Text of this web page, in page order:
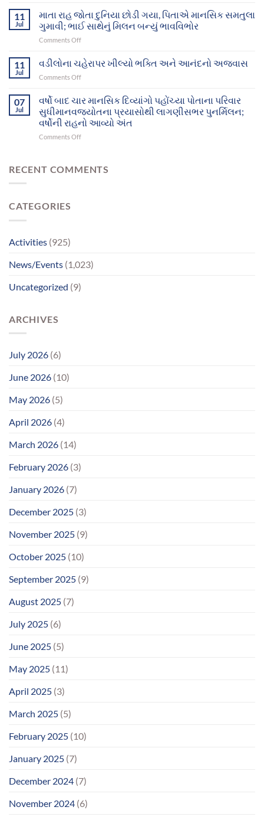
માનસિક
દિવ્યાંગો
સુધી
આશ્રમનાં
12
મનોરોગીઓભુજથી
પોતાના
પરિવાર
સુધી
11
Jul
માતા રાહ જોતા દુનિયા છોડી ગયા, પિતાએ માનસિક સમતુલા
ગુમાવી; ભાઈ સાથેનું મિલન બન્યું ભાવવિભોર
Comments Offon
રાહ
જોતા
દુનિયા
ગયા,
પિતાએ
માનસિક
મિલન
11
Jul
વડીલોના ચહેરાપર ખીલ્યો ભક્તિ અને આનંદનો અજવાસ
Comments Offon
ચહેરાપર
ખીલ્યો
ભક્તિ
અને
આનંદનો
07
Jul
વર્ષો બાદ ચાર માનસિક દિવ્યાંગો પહોંચ્યા પોતાના પરિવાર
સુધીમાનવજ્યોતના પ્રયાસોથી લાગણીસભર પુનર્મિલન;
વર્ષોની રાહનો આવ્યો અંત
Comments Offon
ચાર
વર્ષોની
RECENT COMMENTS
CATEGORIES
Activities (925)
News/Events (1,023)
Uncategorized (9)
ARCHIVES
July 2026 (6)
June 2026 (10)
May 2026 (5)
April 2026 (4)
March 2026 (14)
February 2026 (3)
January 2026 (7)
December 2025 (3)
November 2025 (9)
October 2025 (10)
September 2025 (9)
August 2025 (7)
July 2025 (6)
June 2025 (5)
May 2025 (11)
April 2025 (3)
March 2025 (5)
February 2025 (10)
January 2025 (7)
December 2024 (7)
November 2024 (6)